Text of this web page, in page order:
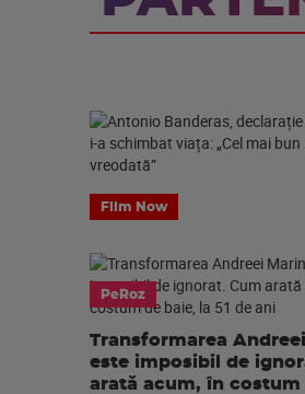
Film Now
PeRoz
Transformarea
este imposibil de
arată acum, în costum